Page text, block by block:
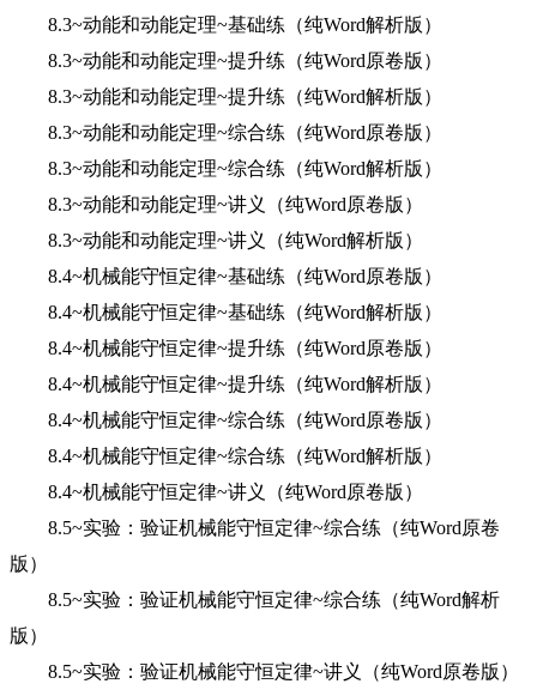
8.3~动能和动能定理~基础练（纯Word解析版）
8.3~动能和动能定理~提升练（纯Word原卷版）
8.3~动能和动能定理~提升练（纯Word解析版）
8.3~动能和动能定理~综合练（纯Word原卷版）
8.3~动能和动能定理~综合练（纯Word解析版）
8.3~动能和动能定理~讲义（纯Word原卷版）
8.3~动能和动能定理~讲义（纯Word解析版）
8.4~机械能守恒定律~基础练（纯Word原卷版）
8.4~机械能守恒定律~基础练（纯Word解析版）
8.4~机械能守恒定律~提升练（纯Word原卷版）
8.4~机械能守恒定律~提升练（纯Word解析版）
8.4~机械能守恒定律~综合练（纯Word原卷版）
8.4~机械能守恒定律~综合练（纯Word解析版）
8.4~机械能守恒定律~讲义（纯Word原卷版）
8.5~实验：验证机械能守恒定律~综合练（纯Word原卷
版）
8.5~实验：验证机械能守恒定律~综合练（纯Word解析
版）
8.5~实验：验证机械能守恒定律~讲义（纯Word原卷版）